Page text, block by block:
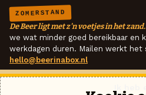
ZOMERSTAND
De Beer ligt met z'n voetjes in het zand.
we wat minder goed bereikbaar en
werkdagen duren. Mailen werkt het
hello@beerinabox.nl